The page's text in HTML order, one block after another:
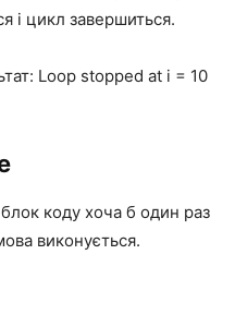
і цикл завершиться.
Loop stopped at i = 10
коду хоча б один раз
виконується.